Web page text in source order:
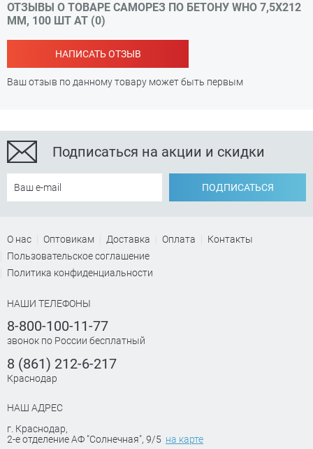
ОТЗЫВЫ О ТОВАРЕ САМОРЕЗ ПО БЕТОНУ WHO 7,5Х212
ММ, 100 ШТ АТ (0)
НАПИСАТЬ ОТЗЫВ
Ваш отзыв по данному товару может быть первым
Подписаться на акции и скидки
ПОДПИСАТЬСЯ
О нас Оптовикам Доставка Оплата
Контакты
Пользовательское соглашение
Политика конфиденциальности
НАШИ ТЕЛЕФОНЫ
8-800-100-11-77
звонок по России бесплатный
8 (861) 212-6-217
Краснодар
НАШ АДРЕС
г. Краснодар,
2-е отделение АФ "Солнечная", 9/5 на карте